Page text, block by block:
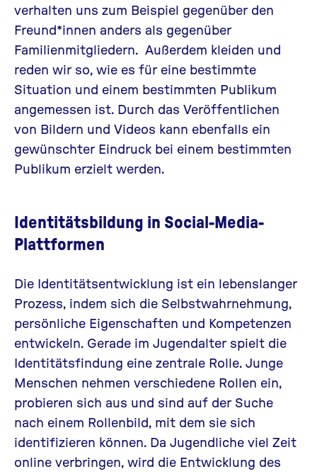
verhalten uns zum Beispiel gegenüber den
Freund*innen anders als gegenüber
Familienmitgliedern. Außerdem kleiden und
reden wir so, wie es für eine bestimmte
Situation und einem bestimmten Publikum
angemessen ist. Durch das Veröffentlichen
von Bildern und Videos kann ebenfalls ein
gewünschter Eindruck bei einem bestimmten
Publikum erzielt werden.
Identitätsbildung in Social-Media-
Plattformen
Die Identitätsentwicklung ist ein lebenslanger
Prozess, indem sich die Selbstwahrnehmung,
persönliche Eigenschaften und Kompetenzen
entwickeln. Gerade im Jugendalter spielt die
Identitätsfindung eine zentrale Rolle. Junge
Menschen nehmen verschiedene Rollen ein,
probieren sich aus und sind auf der Suche
nach einem Rollenbild, mit dem sie sich
identifizieren können. Da Jugendliche viel Zeit
online verbringen, wird die Entwicklung des